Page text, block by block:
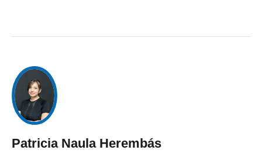
Patricia Naula Herembás